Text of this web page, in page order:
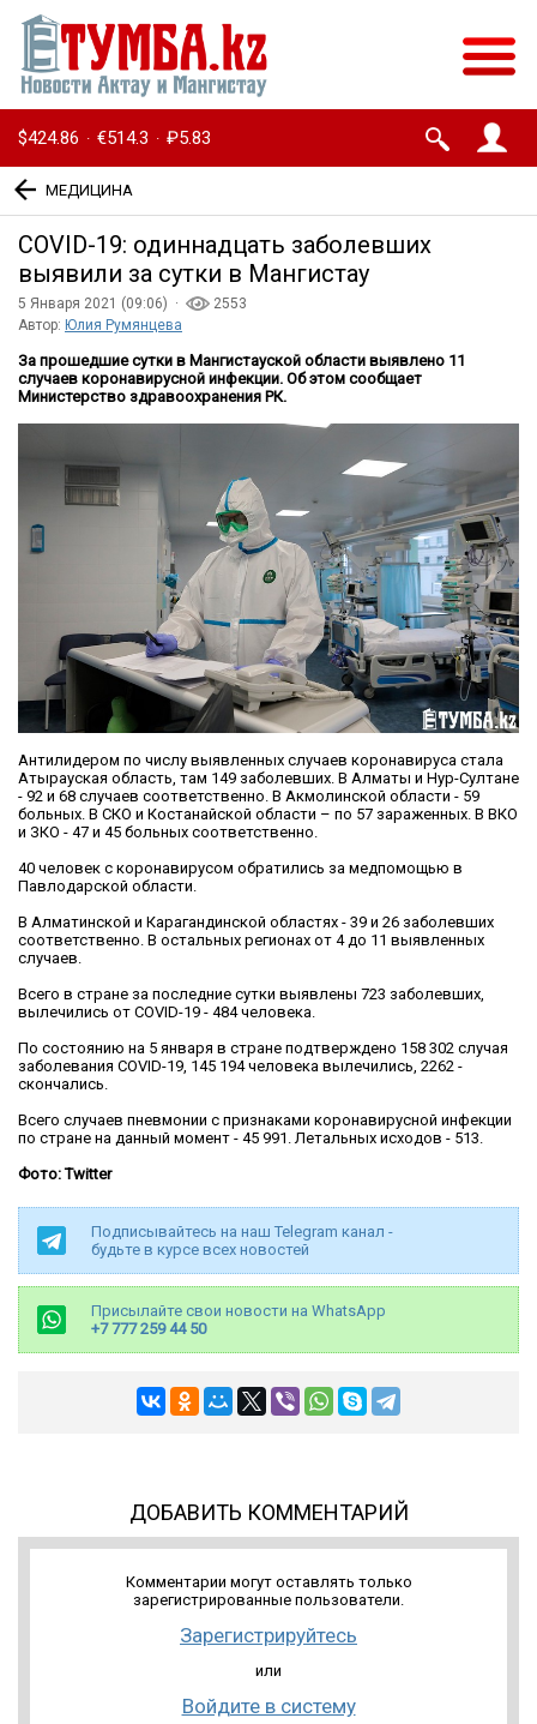
$424.86 · €514.3 · ₽5.83
МЕДИЦИНА
СOVID-19: одиннадцать заболевших
выявили за сутки в Мангистау
5 Января 2021 (09:06) ·
2553
Автор: Юлия Румянцева
За прошедшие сутки в Мангистауской области выявлено 11
случаев коронавирусной инфекции. Об этом сообщает
Министерство здравоохранения РК.
Антилидером по числу выявленных случаев коронавируса стала
Атырауская область, там 149 заболевших. В Алматы и Нур-Султане
- 92 и 68 случаев соответственно. В Акмолинской области - 59
больных. В СКО и Костанайской области – по 57 зараженных. В ВКО
и ЗКО - 47 и 45 больных соответственно.
40 человек с коронавирусом обратились за медпомощью в
Павлодарской области.
В Алматинской и Карагандинской областях - 39 и 26 заболевших
соответственно. В остальных регионах от 4 до 11 выявленных
случаев.
Всего в стране за последние сутки выявлены 723 заболевших,
вылечились от COVID-19 - 484 человека.
По состоянию на 5 января в стране подтверждено 158 302 случая
заболевания COVID-19, 145 194 человека вылечились, 2262 -
скончались.
Всего случаев пневмонии с признаками коронавирусной инфекции
по стране на данный момент - 45 991. Летальных исходов - 513.
Фото: Twitter
Подписывайтесь на наш Telegram канал -
будьте в курсе всех новостей
Присылайте свои новости на WhatsApp
+7 777 259 44 50
ДОБАВИТЬ КОММЕНТАРИЙ
Комментарии могут оставлять только
зарегистрированные пользователи.
Зарегистрируйтесь
или
Войдите в систему